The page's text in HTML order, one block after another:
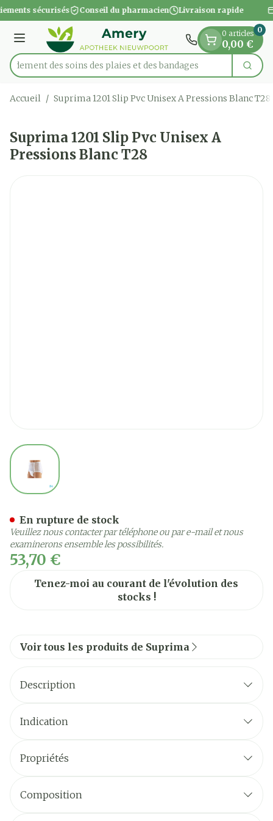
Aller au contenu
1 de 1
sécurisés Conseil du pharmacien Livraison rapide
Menu
Rechercherdes soins des plaies et des bandages
0 articles
0,00 €
0
Accueil / Suprima 1201 Slip Pvc Unisex A Pressions Blanc T28
Suprima 1201 Slip Pvc Unisex A
Pressions Blanc T28
View larger image
53,70 €
Tenez-moi au courant de l'évolution des
stocks !
En rupture de stock
Veuillez nous contacter par téléphone ou par e-mail et nous
examinerons ensemble les possibilités.
Voir tous les produits de Suprima
Description
Indication
Propriétés
facile à enfiler et à défaire
Composition